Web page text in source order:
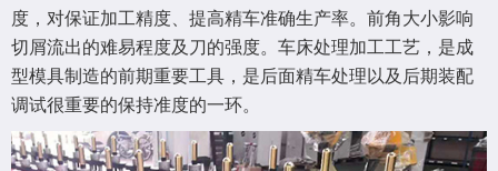
度，对保证加工精度、提高精车准确生产率。前角大小影响
切屑流出的难易程度及刀的强度。车床处理加工工艺，是成
型模具制造的前期重要工具，是后面精车处理以及后期装配
调试很重要的保持准度的一环。